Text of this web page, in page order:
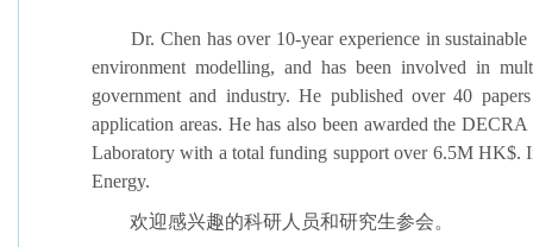
Dr. Chen has over 10-year experience in
environment modelling, and has been involved in
government and industry. He published over 40
application areas. He has also been awarded the
Laboratory with a total funding support over 6.5M HK$.
Energy.
欢迎感兴趣的科研人员和研究生参会。